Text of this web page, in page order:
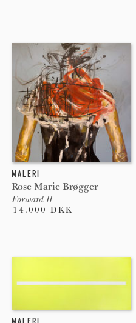
MALERI
Rose Marie Brøgger
Forward II
14.000 DKK